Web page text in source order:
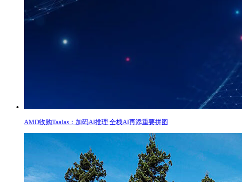
​AMD收购Taalas：加码AI推理 全栈AI再添重要拼图